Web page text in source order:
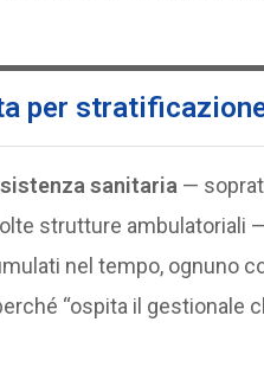
per
sanitaria —
strutture ambulatoriali
nel tempo, ognuno
“ospita il gestionale